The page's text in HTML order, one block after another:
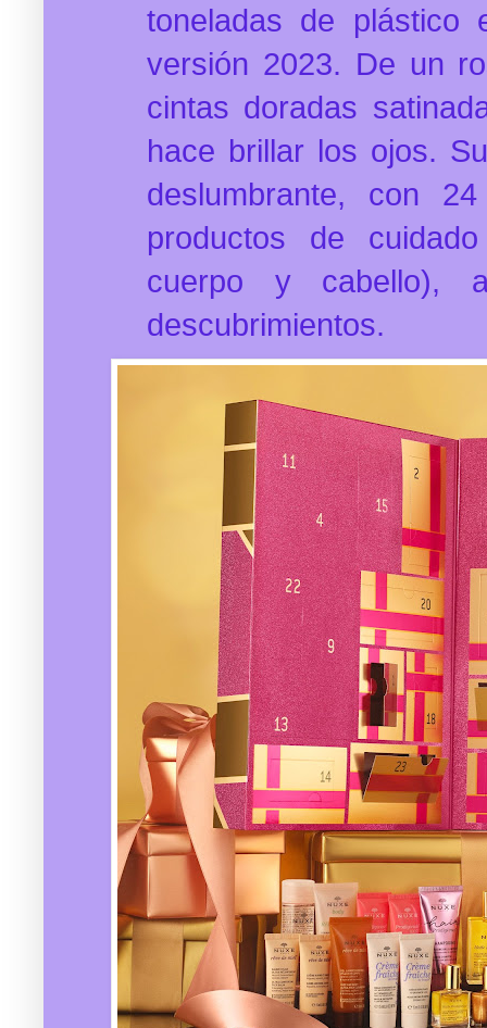
toneladas de plástico
versión 2023. De un
cintas doradas
hace brillar los ojos.
deslumbrante, con
productos de
cuerpo y cabello),
descubrimientos.